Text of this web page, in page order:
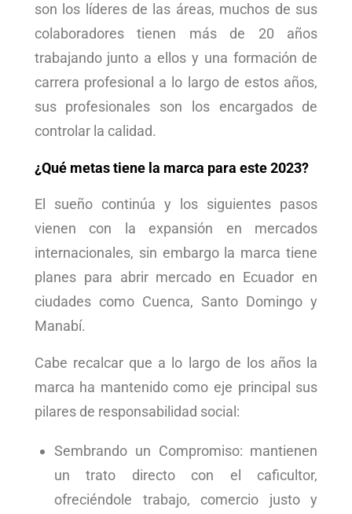
son los líderes de las áreas, muchos de sus
colaboradores tienen más de 20 años
trabajando junto a ellos y una formación de
carrera profesional a lo largo de estos años,
sus profesionales son los encargados de
controlar la calidad.
¿Qué metas tiene la marca para este 2023?
El sueño continúa y los siguientes pasos
vienen con la expansión en mercados
internacionales, sin embargo la marca tiene
planes para abrir mercado en Ecuador en
ciudades como Cuenca, Santo Domingo y
Manabí.
Cabe recalcar que a lo largo de los años la
marca ha mantenido como eje principal sus
pilares de responsabilidad social:
Sembrando un Compromiso: mantienen
un trato directo con el caficultor,
ofreciéndole trabajo, comercio justo y